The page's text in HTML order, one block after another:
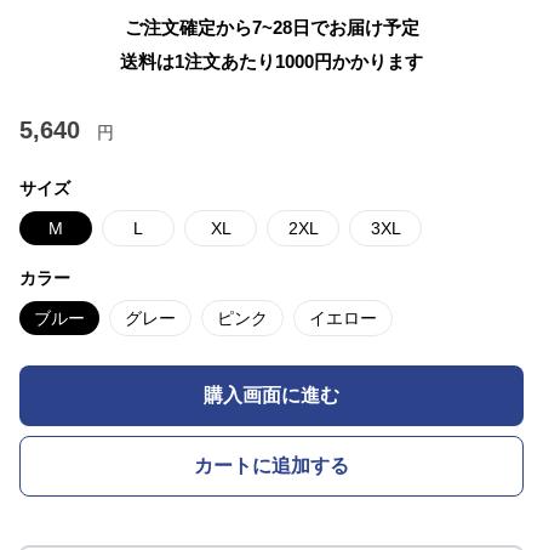
ご注文確定から7~28日でお届け予定
送料は1注文あたり 1000円かかります
5,640 円
サイズ
M L XL 2XL 3XL
カラー
ブルー グレー ピンク イエロー
購入画面に進む
カートに追加する